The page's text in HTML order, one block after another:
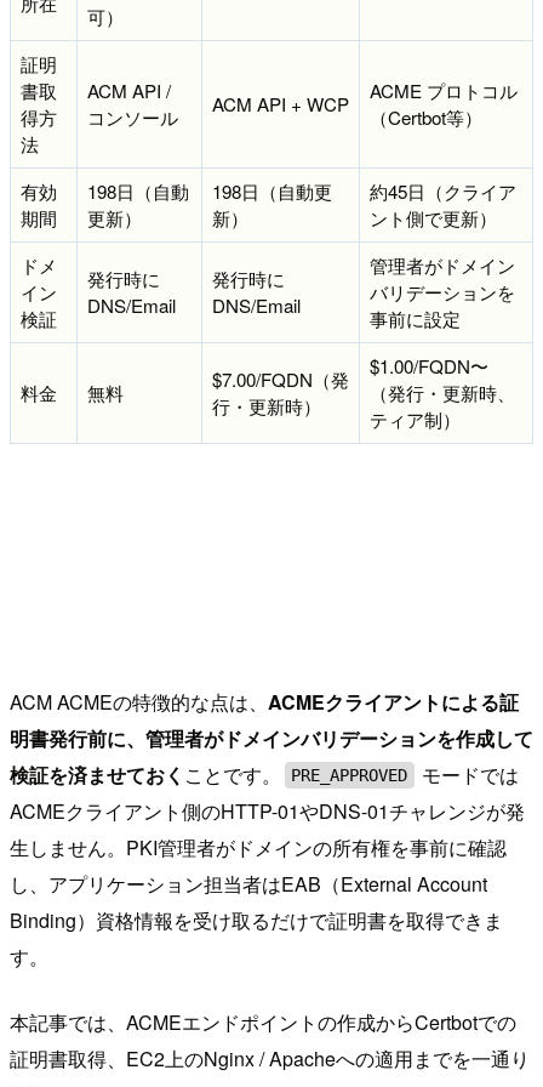
可）
証明
書取
得方
法
ACM API /
コンソール
ACM API + WCP
ACME プロトコル
（Certbot等）
有効
期間
198日（自動
更新）
198日（自動更
新）
約45日（クライア
ント側で更新）
ドメ
イン
検証
発行時に
DNS/Email
発行時に
DNS/Email
管理者がドメイン
バリデーションを
事前に設定
料金 無料
$7.00/FQDN（発
行・更新時）
$1.00/FQDN〜
（発行・更新時、
ティア制）
ACM ACMEの特徴的な点は、 ACMEクライアントによる証
明書発行前に、管理者がドメインバリデーションを作成して
検証を済ませておく ことです。 PRE_APPROVED
モードでは
ACMEクライアント側のHTTP-01やDNS-01チャレンジが発
生しません。PKI管理者がドメインの所有権を事前に確認
し、アプリケーション担当者はEAB（External Account
Binding）資格情報を受け取るだけで証明書を取得できま
す。
本記事では、ACMEエンドポイントの作成からCertbotでの
証明書取得、EC2上のNginx / Apacheへの適用までを一通り